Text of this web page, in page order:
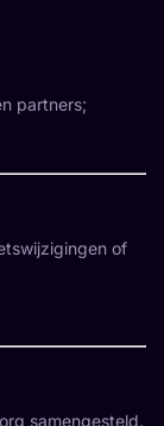
partners;
of
samengesteld.